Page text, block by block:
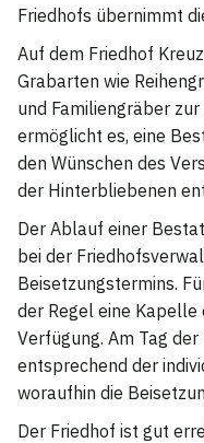
Friedhofs übernimmt
Auf dem Friedhof
Grabarten wie
und Familiengräber
ermöglicht es, eine
den Wünschen des
der Hinterbliebenen
Der Ablauf einer
bei der
Beisetzungstermins.
der Regel eine Kapelle
Verfügung. Am Tag
entsprechend der
woraufhin die
Der Friedhof ist gut